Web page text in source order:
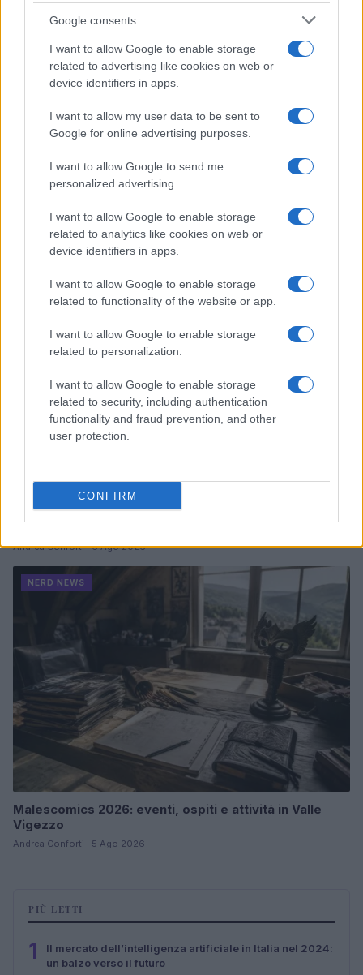
Google consents
I want to allow Google to enable storage
related to advertising like cookies on web or
device identifiers in apps.
I want to allow my user data to be sent to
Google for online advertising purposes.
I want to allow Google to send me
personalized advertising.
I want to allow Google to enable storage
related to analytics like cookies on web or
device identifiers in apps.
I want to allow Google to enable storage
related to functionality of the website or app.
I want to allow Google to enable storage
related to personalization.
I want to allow Google to enable storage
related to security, including authentication
functionality and fraud prevention, and other
user protection.
CONFIRM
Pieve Comics 2026: tutto ciò che devi sapere
sull’evento nerd di Perugia
Andrea Conforti · 6 Ago 2026
NERD NEWS
Boom del settore tech italiano: 652 milioni in venture
Andrea Conforti · 6 Ago 2026
NERD NEWS
Malescomics 2026: eventi, ospiti e attività in Valle
Vigezzo
Andrea Conforti · 5 Ago 2026
PIÙ LETTI
1
Il mercato dell’intelligenza artificiale in Italia nel 2024:
un balzo verso il futuro